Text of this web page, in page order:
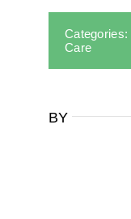
Categories:
Care
BY